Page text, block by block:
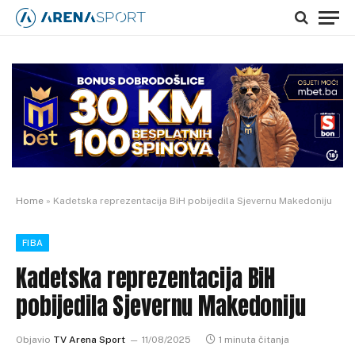
Home » Kadetska reprezentacija BiH pobijedila Sjevernu Makedoniju
FIBA
Kadetska reprezentacija BiH
pobijedila Sjevernu Makedoniju
Objavio TV Arena Sport 11/08/2025 1 minuta čitanja